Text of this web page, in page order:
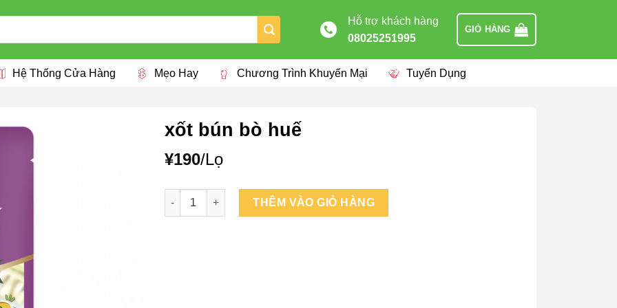
Hỗ trợ khách hàng
08025251995
GIỎ HÀNG
Hệ Thống Cửa Hàng Mẹo Hay Chương Trình Khuyến Mại Tuyển Dụng
xốt bún bò huế
¥190/Lọ
xốt bún bò huế số lượng
THÊM VÀO GIỎ HÀNG